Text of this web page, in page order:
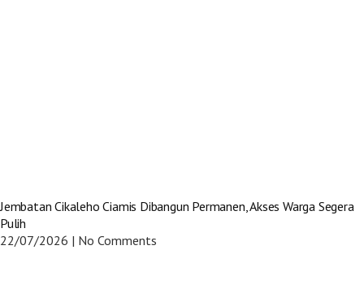
Jembatan Cikaleho Ciamis Dibangun Permanen, Akses Warga Segera
Pulih
22/07/2026
No Comments